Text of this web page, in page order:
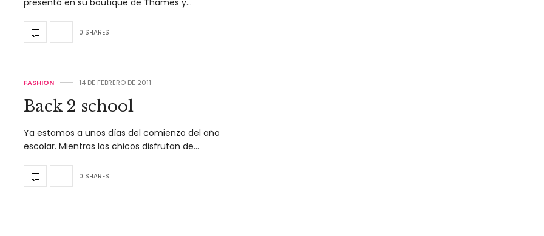
presentó en su boutique de Thames y…
0 SHARES
FASHION 14 DE FEBRERO DE 2011
Back 2 school
Ya estamos a unos días del comienzo del año
escolar. Mientras los chicos disfrutan de…
0 SHARES